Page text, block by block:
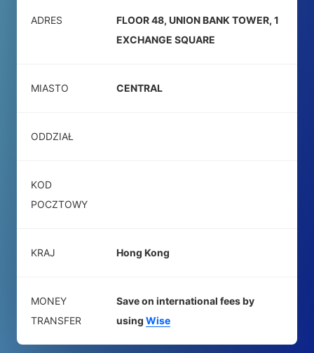
ADRES
FLOOR 48, UNION BANK TOWER, 1
EXCHANGE SQUARE
MIASTO CENTRAL
ODDZIAŁ
KOD
POCZTOWY
KRAJ Hong Kong
MONEY
TRANSFER
Save on international fees by
using Wise